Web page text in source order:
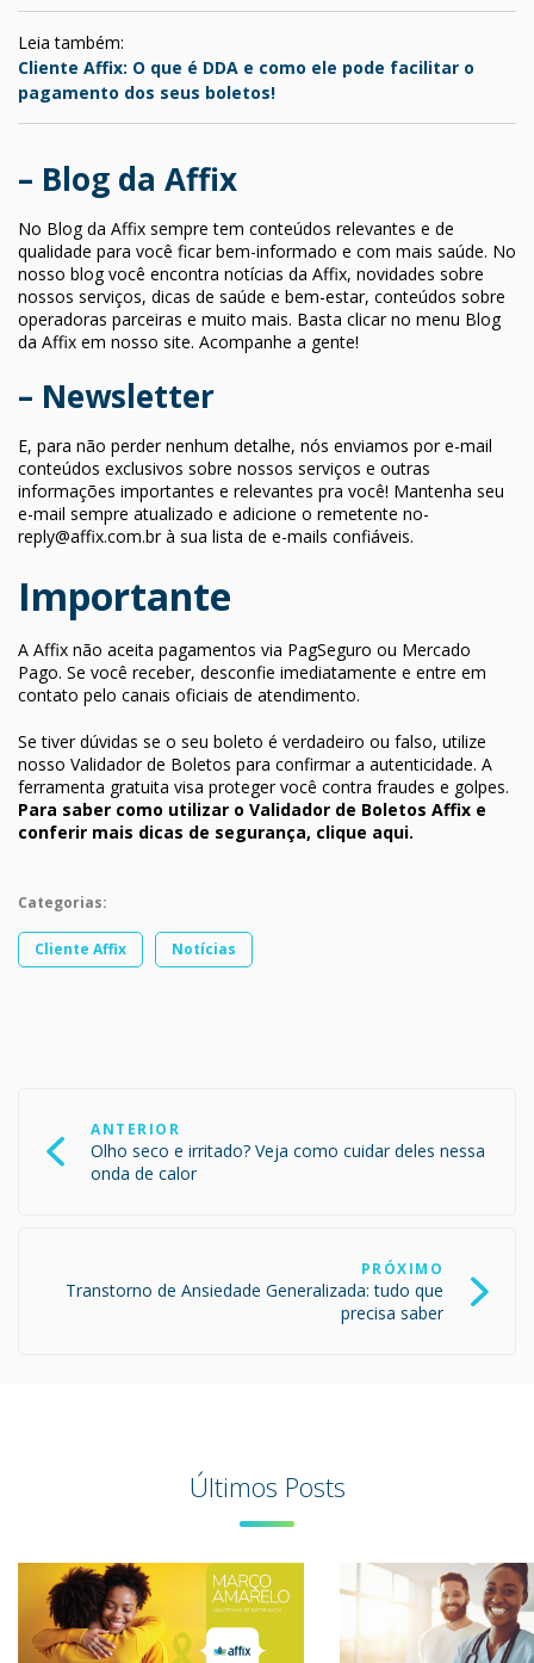
Leia também:
Cliente Affix: O que é DDA e como ele pode facilitar o
pagamento dos seus boletos!
– Blog da Affix
No Blog da Affix sempre tem conteúdos relevantes e de
qualidade para você ficar bem-informado e com mais saúde. No
nosso blog você encontra notícias da Affix, novidades sobre
nossos serviços, dicas de saúde e bem-estar, conteúdos sobre
operadoras parceiras e muito mais. Basta clicar no menu Blog
da Affix em nosso site. Acompanhe a gente!
– Newsletter
E, para não perder nenhum detalhe, nós enviamos por e-mail
conteúdos exclusivos sobre nossos serviços e outras
informações importantes e relevantes pra você! Mantenha seu
e-mail sempre atualizado e adicione o remetente no-
reply@affix.com.brà sua lista de e-mails confiáveis.
Importante
A Affix não aceita pagamentos via PagSeguro ou Mercado
Pago. Se você receber, desconfie imediatamente e entre em
contato pelo canais oficiais de atendimento.
Se tiver dúvidas se o seu boleto é verdadeiro ou falso, utilize
nosso Validador de Boletos para confirmar a autenticidade. A
ferramenta gratuita visa proteger você contra fraudes e golpes.
Para saber como utilizar o Validador de Boletos Affix e
conferir mais dicas de segurança, clique aqui.
Categorias:
Cliente Affix Notícias
Post ANTERIOR
Olho seco e irritado? Veja como cuidar deles nessa
onda de calor
PRÓXIMO
Transtorno de Ansiedade Generalizada: tudo que
precisa saber
Últimos Posts